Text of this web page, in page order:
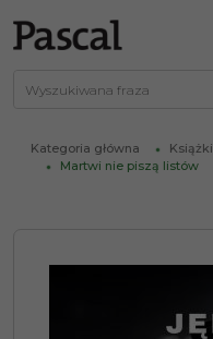
Kategoria główna Książki
Martwi nie piszą listów